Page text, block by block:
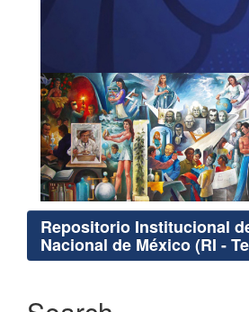
Repositorio Institucional
Nacional de México (RI -